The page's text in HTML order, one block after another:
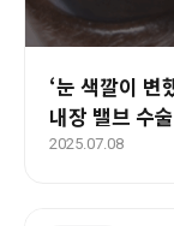
‘눈 색깔이 변
내장 밸브 수
에스동물메디
2025.07.08